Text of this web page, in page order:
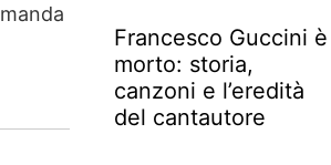
Francesco Guccini è
morto: storia,
canzoni e l’eredità
del cantautore